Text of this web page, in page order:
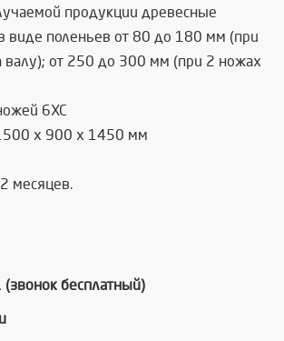
продукции древесные
в виде поленьев от 80 до 180 мм (при
валу); от 250 до 300 мм (при 2 ножах
6ХС
x 900 x 1450 мм
месяцев.
бесплатный)